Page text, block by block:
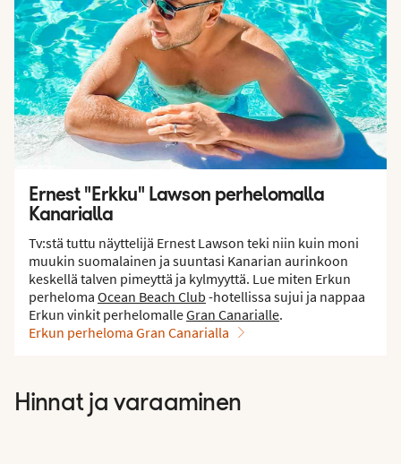
Ernest "Erkku" Lawson perhelomalla
Kanarialla
Tv:stä tuttu näyttelijä Ernest Lawson teki niin kuin moni
muukin suomalainen ja suuntasi Kanarian aurinkoon
keskellä talven pimeyttä ja kylmyyttä. Lue miten Erkun
perheloma Ocean Beach Club -hotellissa sujui ja nappaa
Erkun vinkit perhelomalleGran Canarialle.
Erkun perheloma Gran Canarialla
Hinnat ja varaaminen